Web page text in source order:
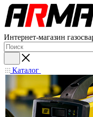
Интернет-магазин
Каталог